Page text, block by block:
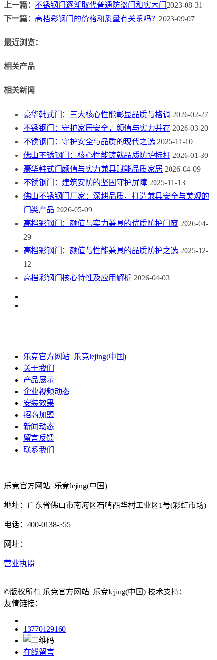
上一篇： 不锈钢门逐渐取代普通防盗门和实木门 2023-08-31
下一篇： 高档彩钢门的价格和质量有关系吗？ 2023-09-07
最近浏览：
相关产品
相关新闻
豪华韩式门：三大核心性能彰显品质与格调 2026-02-27
不锈钢门：守护家居安全，颜值与实力并存 2026-03-20
不锈钢门：守护安全与品质的现代之选 2025-11-10
佛山不锈钢门：核心性能铸就品质防护标杆 2026-01-30
豪华韩式门颜值与实力兼具赋能品质家居 2026-04-09
不锈钢门：建筑安防的坚固守护屏障 2025-11-13
佛山不锈钢门厂家：深耕品质，打造兼具安全与美观的
门类产品 2026-05-09
高档彩钢门：颜值与实力兼具的优质防护门窗 2026-04-
29
高档彩钢门：颜值与性能兼具的品质防护之选 2025-12-
12
高档彩钢门核心特性及应用解析 2026-04-03
乐竞官方网站_乐竞lejing(中国)
关于我们
产品展示
企业视频动态
安装效果
招商加盟
新闻动态
留言反馈
联系我们
乐竞官方网站_乐竞lejing(中国)
地址：广东省佛山市南海区石啃西华村工业区1号(彩虹市场)
电话：400-0138-355
网址：
营业执照
©版权所有 乐竞官方网站_乐竞lejing(中国) 技术支持：
友情链接：
13770129160
在线留言